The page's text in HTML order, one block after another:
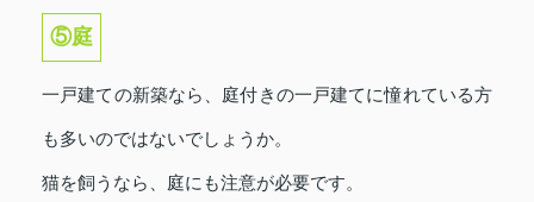
⑤庭
一戸建ての新築なら、庭付きの一戸建てに憧れている方
も多いのではないでしょうか。
猫を飼うなら、庭にも注意が必要です。